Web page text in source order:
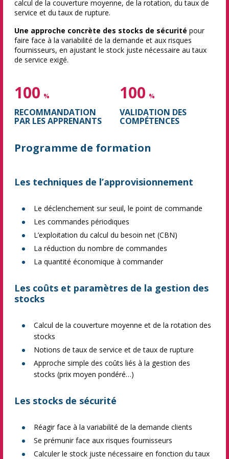
calcul de la couverture moyenne, de la rotation, du taux de
service et du taux de rupture.
Une approche concrète des stocks de sécurité pour
faire face à la variabilité de la demande et aux risques
fournisseurs, en ajustant le stock juste nécessaire au taux
de service exigé.
100 %
RECOMMANDATION
PAR LES APPRENANTS
100 %
VALIDATION DES
COMPÉTENCES
Programme de formation
Les techniques de l’approvisionnement
Le déclenchement sur seuil, le point de commande
Les commandes périodiques
L’exploitation du calcul du besoin net (CBN)
La réduction du nombre de commandes
La quantité économique à commander
Les coûts et paramètres de la gestion des
stocks
Calcul de la couverture moyenne et de la rotation des
stocks
Notions de taux de service et de taux de rupture
Approche simple des coûts liés à la gestion des
stocks (prix moyen pondéré…)
Les stocks de sécurité
Réagir face à la variabilité de la demande clients
Se prémunir face aux risques fournisseurs
Calculer le stock juste nécessaire en fonction du taux